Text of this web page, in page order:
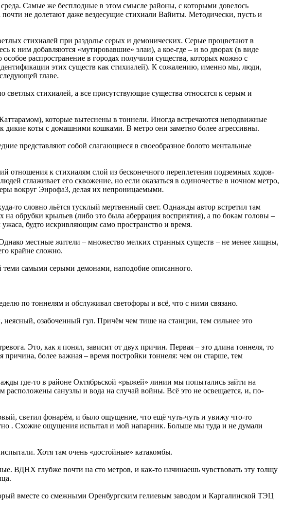
Самые же бесплодные в этом смысле районы, с которыми довелось
не долетают даже вездесущие стихиали Вайиты. Методически, пусть и
стихиалей при раздолье серых и демонических. Серые процветают в
к ним добавляются «мутировавшие» элаи), а кое-где – и во дворах (в виде
распространение в городах получили существа, которых можно с
этих существ как стихиалей). К сожалению, именно мы, люди,
главе.
стихиалей, а все присутствующие существа относятся к серым и
которые вытеснены в тоннели. Иногда встречаются неподвижные
коты с домашними кошками. В метро они заметно более агрессивны.
представляют собой слагающиеся в своеобразное болото ментальные
к стихиалям слой из бесконечного переплетения подземных ходов-
сглаживает его сквожение, но если оказаться в одиночестве в ночном метро,
вокруг Энрофа3, делая их непроницаемыми.
то словно льётся тусклый мертвенный свет. Однажды автор встретил там
обрубки крыльев (либо это была аберрация восприятия), а по бокам головы –
будто искривляющим само пространство и время.
местные жители – множество мелких странных существ – не менее хищны,
крайне сложно.
самыми серыми демонами, наподобие описанного.
по тоннелям и обслуживал светофоры и всё, что с ними связано.
озабоченный гул. Причём чем тише на станции, тем сильнее это
Это, как я понял, зависит от двух причин. Первая – это длина тоннеля, то
причина, более важная – время постройки тоннеля: чем он старше, тем
где-то в районе Октябрьской «рыжей» линии мы попытались зайти на
расположены санузлы и вода на случай войны. Всё это не освещается, и, по-
светил фонарём, и было ощущение, что ещё чуть-чуть и увижу что-то
. Схожие ощущения испытал и мой напарник. Больше мы туда и не думали
Хотя там очень «достойные» катакомбы.
глубже почти на сто метров, и как-то начинаешь чувствовать эту толщу
вместе со смежными Оренбургским гелиевым заводом и Каргалинской ТЭЦ